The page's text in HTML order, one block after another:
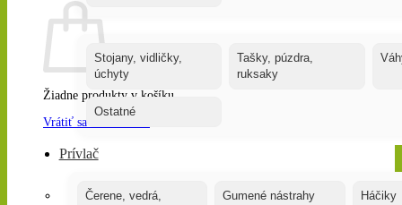
Žiadne produkty v košíku.
Vrátiť sa do obchodu
Stojany, vidličky,
úchyty
Tašky, púzdra,
ruksaky
Ostatné
Prívlač
Čerene, vedrá,
Gumené nástrahy Háčiky